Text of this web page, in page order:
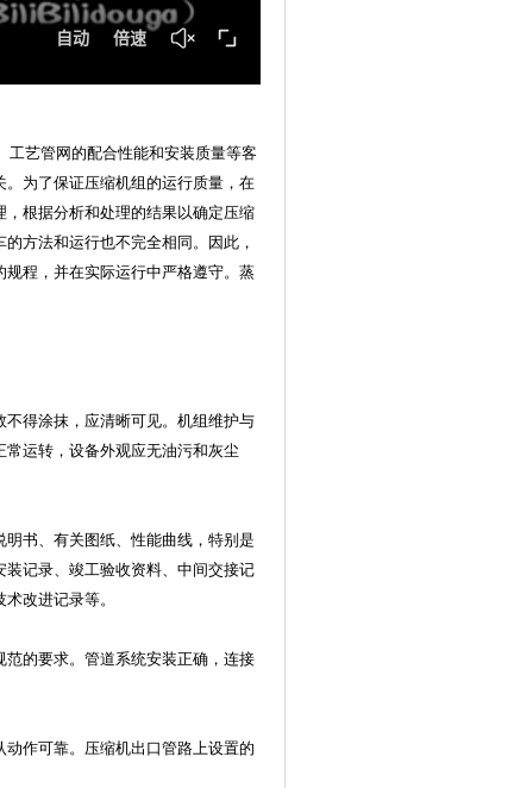
工艺管网的配合性能和安装质量等客
为了保证压缩机组的运行质量，在
根据分析和处理的结果以确定压缩
方法和运行也不完全相同。因此，
程，并在实际运行中严格遵守。蒸
得涂抹，应清晰可见。机组维护与
运转，设备外观应无油污和灰尘
书、有关图纸、性能曲线，特别是
记录、竣工验收资料、中间交接记
改进记录等。
的要求。管道系统安装正确，连接
作可靠。压缩机出口管路上设置的